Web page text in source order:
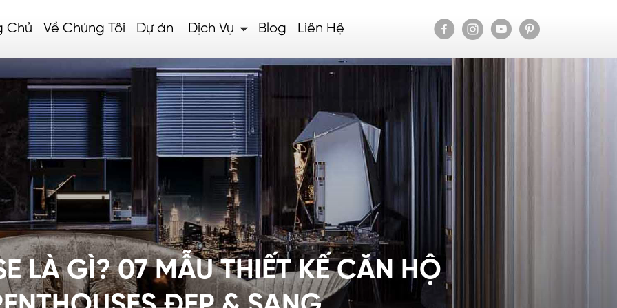
Chủ Về Chúng Tôi Dự án Dịch Vụ Blog Liên Hệ
LÀ GÌ? 07 MẪU THIẾT KẾ CĂN HỘ